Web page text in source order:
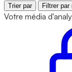
Trier par Filtrer par
Votre média